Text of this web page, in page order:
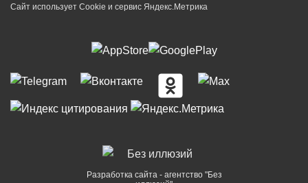
Сайт использует Cookie и сервиc Яндекс.Метрика
Разработка сайта - агентство "Без